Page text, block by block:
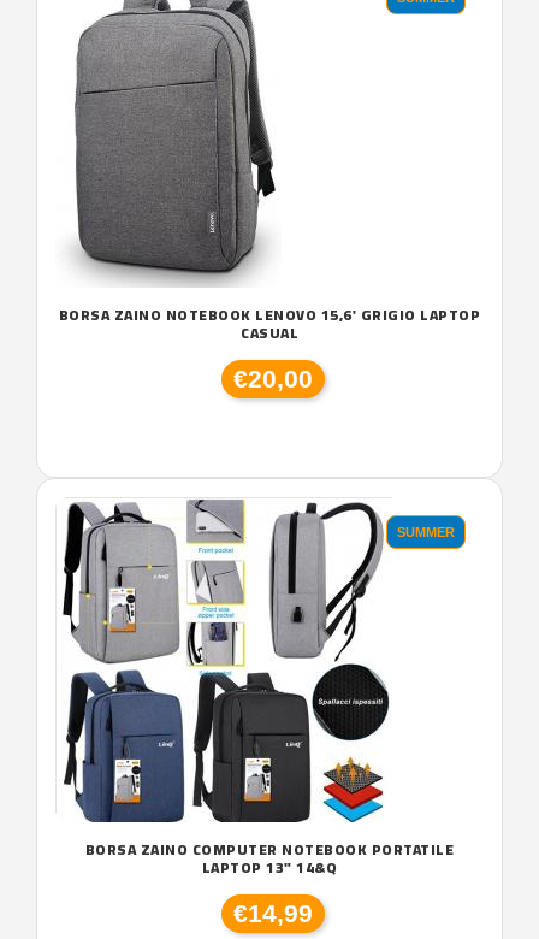
BORSA ZAINO NOTEBOOK LENOVO 15,6' GRIGIO LAPTOP
CASUAL
€20,00
SUMMER
BORSA ZAINO COMPUTER NOTEBOOK PORTATILE
LAPTOP 13" 14&Q
€14,99